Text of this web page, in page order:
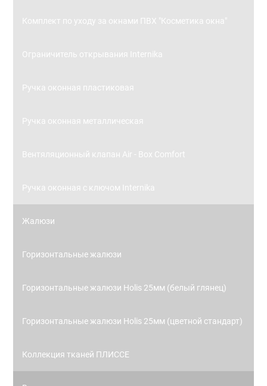
Комплект по уходу за окнами ПВХ "Косметика окна"
Ограничитель открывания Internika
Ручка оконная пластиковая
Ручка оконная металлическая
Вентяляционный клапан Air - Box Comfort
Ручка оконная с ключом Internika
Жалюзи
Горизонтальные жалюзи
Горизонтальные жалюзи Holis 25мм (белый глянец)
Горизонтальные жалюзи Holis 25мм (цветной стандарт)
Коллекция тканей ПЛИССЕ